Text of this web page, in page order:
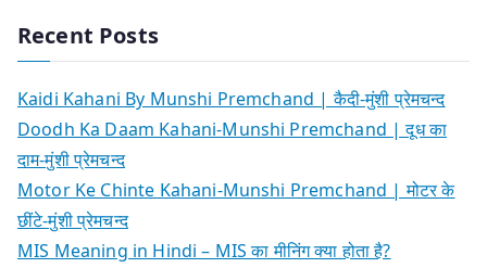
Recent Posts
Kaidi Kahani By Munshi Premchand | कैदी-मुंशी प्रेमचन्द
Doodh Ka Daam Kahani-Munshi Premchand | दूध का
दाम-मुंशी प्रेमचन्द
Motor Ke Chinte Kahani-Munshi Premchand | मोटर के
छींटे-मुंशी प्रेमचन्द
MIS Meaning in Hindi – MIS का मीनिंग क्या होता है?